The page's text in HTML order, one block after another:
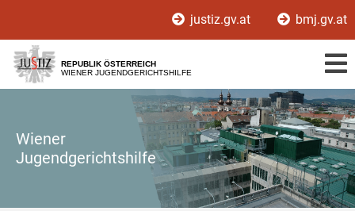
[1]
[2]
[3]
justiz.gv.at bmj.gv.at
REPUBLIK ÖSTERREICH
WIENER JUGENDGERICHTSHILFE
Wiener
Jugendgerichtshilfe